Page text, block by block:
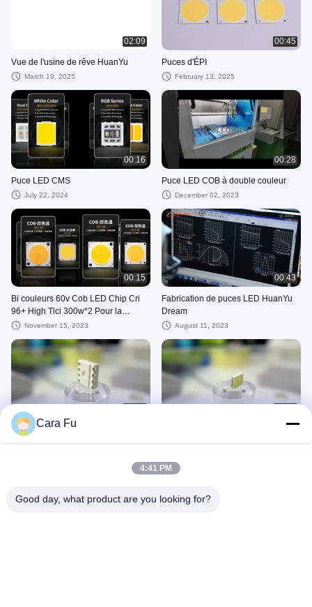
02:09
Vue de l'usine de rêve HuanYu
March 19, 2025
00:45
Puces d'ÉPI
February 13, 2025
00:16
Puce LED CMS
July 22, 2024
00:28
Puce LED COB à double couleur
December 02, 2023
00:15
Bi couleurs 60v Cob LED Chip Cri
96+ High Tlci 300w*2 Pour la
photographie vidéo professionnelle
November 15, 2023
00:43
Fabrication de puces LED HuanYu
Dream
August 11, 2023
Puce LED SMD 0,2 W polychrome
5050 LED SMD
couleur de la puce 2835
Cara Fu
4:41 PM
Good day, what product are you looking for?